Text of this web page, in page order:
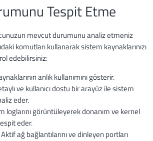
Tespit Etme
mevcut durumunu analiz etmeniz
komutları kullanarak sistem kaynaklarınızı
edebilirsiniz:
anlık kullanımını gösterir.
ve kullanıcı dostu bir arayüz ile sistem
eder.
loglarını görüntüleyerek donanım ve kernel
eder.
ağ bağlantılarını ve dinleyen portları